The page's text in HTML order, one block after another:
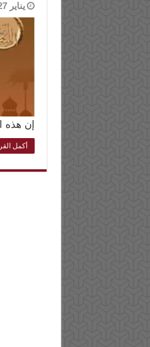
يناير 27, 2021
إن هذه
أكمل